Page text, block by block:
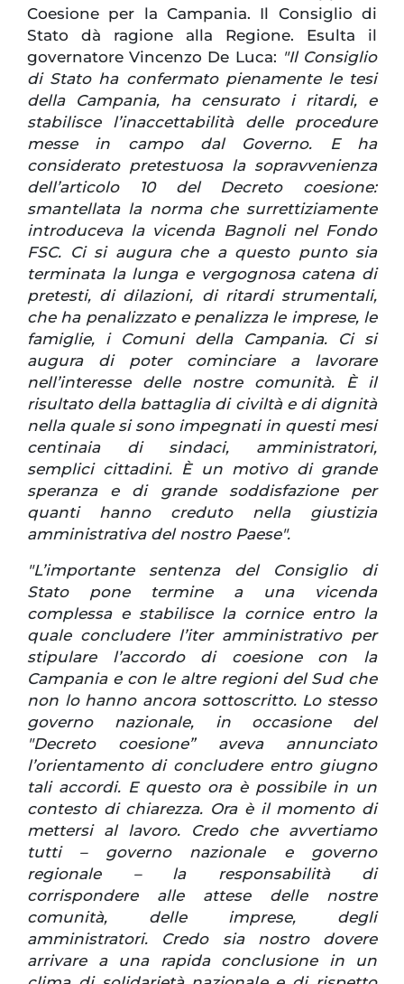
Coesione per la Campania. Il Consiglio di
Stato dà ragione alla Regione. Esulta il
governatore Vincenzo De Luca: "Il Consiglio
di Stato ha confermato pienamente le tesi
della Campania, ha censurato i ritardi, e
stabilisce l’inaccettabilità delle procedure
messe in campo dal Governo. E ha
considerato pretestuosa la sopravvenienza
dell’articolo 10 del Decreto coesione:
smantellata la norma che surrettiziamente
introduceva la vicenda Bagnoli nel Fondo
FSC. Ci si augura che a questo punto sia
terminata la lunga e vergognosa catena di
pretesti, di dilazioni, di ritardi strumentali,
che ha penalizzato e penalizza le imprese, le
famiglie, i Comuni della Campania. Ci si
augura di poter cominciare a lavorare
nell’interesse delle nostre comunità. È il
risultato della battaglia di civiltà e di dignità
nella quale si sono impegnati in questi mesi
centinaia di sindaci, amministratori,
semplici cittadini. È un motivo di grande
speranza e di grande soddisfazione per
quanti hanno creduto nella giustizia
amministrativa del nostro Paese".
"L’importante sentenza del Consiglio di
Stato pone termine a una vicenda
complessa e stabilisce la cornice entro la
quale concludere l’iter amministrativo per
stipulare l’accordo di coesione con la
Campania e con le altre regioni del Sud che
non lo hanno ancora sottoscritto. Lo stesso
governo nazionale, in occasione del
"Decreto coesione” aveva annunciato
l’orientamento di concludere entro giugno
tali accordi. E questo ora è possibile in un
contesto di chiarezza. Ora è il momento di
mettersi al lavoro. Credo che avvertiamo
tutti – governo nazionale e governo
regionale – la responsabilità di
corrispondere alle attese delle nostre
comunità, delle imprese, degli
amministratori. Credo sia nostro dovere
arrivare a una rapida conclusione in un